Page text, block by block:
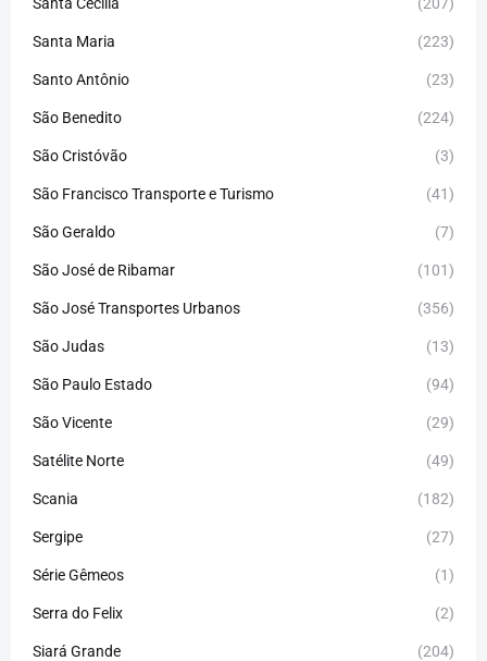
Santa Maria (223)
Santo Antônio (23)
São Benedito (224)
São Cristóvão (3)
São Francisco Transporte e Turismo (41)
São Geraldo (7)
São José de Ribamar (101)
São José Transportes Urbanos (356)
São Judas (13)
São Paulo Estado (94)
São Vicente (29)
Satélite Norte (49)
Scania (182)
Sergipe (27)
Série Gêmeos (1)
Serra do Felix (2)
Siará Grande (204)